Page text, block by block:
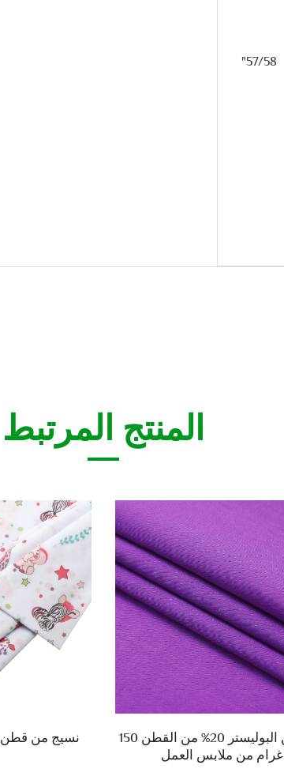
57/58"
المنتج المرتبط
80% من البوليستر 20% من القطن 150
غرام من ملابس العمل
نسيج من قطن 100٪ 20x20 60x60